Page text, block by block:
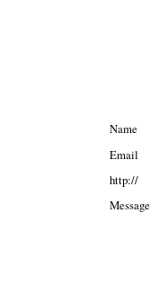
Name
Email
http://
Message